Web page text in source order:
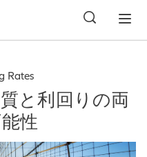
Rates
と利回りの両
性